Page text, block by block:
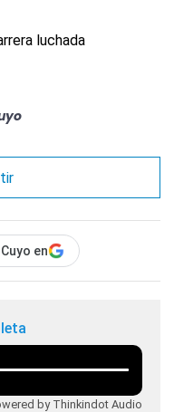
en
by Thinkindot Audio